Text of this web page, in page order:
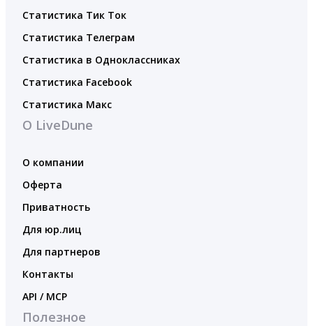
Статистика Тик Ток
Статистика Телеграм
Статистика в Одноклассниках
Статистика Facebook
Статистика Макс
О LiveDune
О компании
Оферта
Приватность
Для юр.лиц
Для партнеров
Контакты
API / MCP
Полезное